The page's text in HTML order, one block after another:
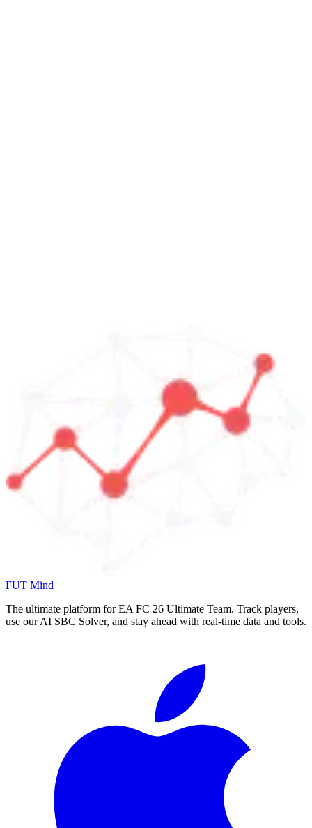
FUT Mind
The ultimate platform for EA FC 26 Ultimate Team. Track players,
use our AI SBC Solver, and stay ahead with real-time data and tools.